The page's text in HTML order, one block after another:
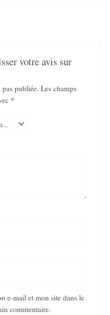
votre avis sur
pas publiée. Les champs
*
e-mail et mon site dans le
commentaire.